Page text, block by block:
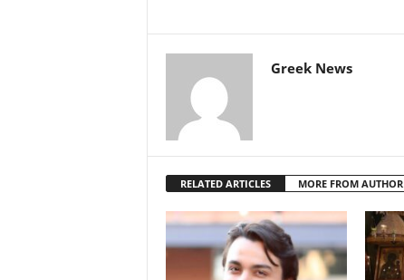
Greek News
RELATED ARTICLES MORE FROM AUTHOR